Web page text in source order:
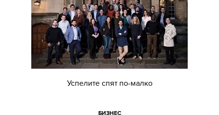
Успелите спят по-малко
БИЗНЕС